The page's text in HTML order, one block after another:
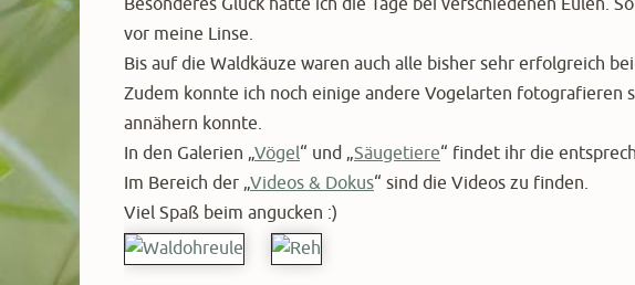
vor meine Linse.
Bis auf die Waldkäuze waren auch alle bisher sehr erfolgreich
Zudem konnte ich noch einige andere Vogelarten fotografieren
annähern konnte.
In den Galerien „Vögel“ und „Säugetiere“ findet ihr die
Im Bereich der „Videos & Dokus“ sind die Videos zu finden.
Viel Spaß beim angucken :)